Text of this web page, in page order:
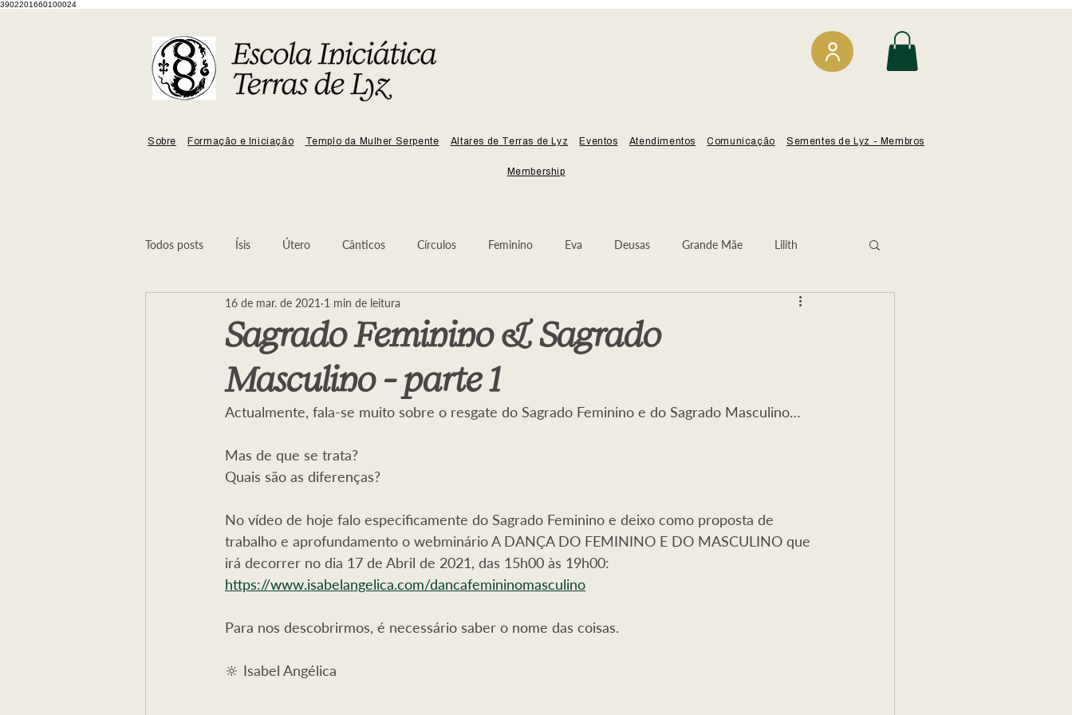
3902201660100024
Sobre Formação e Iniciação Templo da Mulher Serpente Altares de Terras de Lyz Eventos Atendimentos Comunicação Sementes de Lyz - Membros
Membership
Todos posts Ísis Útero Cânticos Círculos Feminino Eva Deusas Grande Mãe Lilith
No Ninho da Serpente Sangue
Mensagem Terras de Lyz Sombra Dragões Serpente
Sagrado Feminino & Sagrado
Masculino - parte 1
16 de mar. de 2021 1 min de leitura
Actualmente, fala-se muito sobre o resgate do Sagrado Feminino e do Sagrado Masculino…
Mas de que se trata?
Quais são as diferenças?
No vídeo de hoje falo especificamente do Sagrado Feminino e deixo como proposta de
trabalho e aprofundamento o webminário A DANÇA DO FEMININO E DO MASCULINO que
irá decorrer no dia 17 de Abril de 2021, das 15h00 às 19h00:
https://www.isabelangelica.com/dancafemininomasculino
Para nos descobrirmos, é necessário saber o nome das coisas.
🔆 Isabel Angélica